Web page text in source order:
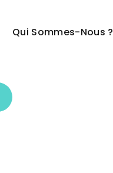
Qui Sommes-Nous ?